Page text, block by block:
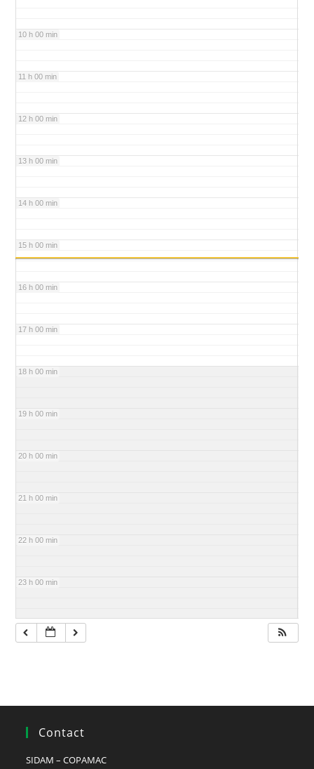
10 h 00 min
11 h 00 min
12 h 00 min
13 h 00 min
14 h 00 min
15 h 00 min
16 h 00 min
17 h 00 min
18 h 00 min
19 h 00 min
20 h 00 min
21 h 00 min
22 h 00 min
23 h 00 min
Contact
SIDAM – COPAMAC